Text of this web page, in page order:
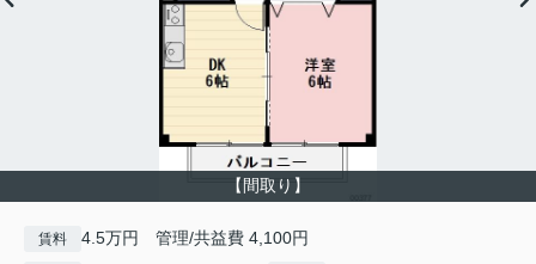
【間取り】
賃料 4.5万円 管理/共益費 4,100円